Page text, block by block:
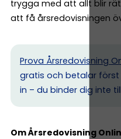
trygga med att allt blir
att få årsredovisningen
Prova Årsredovisning
gratis och betalar
in – du binder dig inte
Om Årsredovisning